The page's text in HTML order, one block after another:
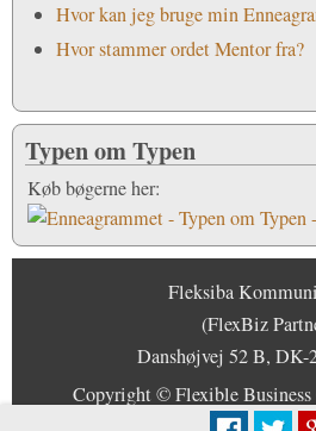
Hvor kan jeg bruge min
Hvor stammer ordet Mentor fra?
Typen om Typen
Køb bøgerne her:
Fleksiba
(FlexBiz
Danshøjvej 52 B, DK-
Copyright © Flexible Business